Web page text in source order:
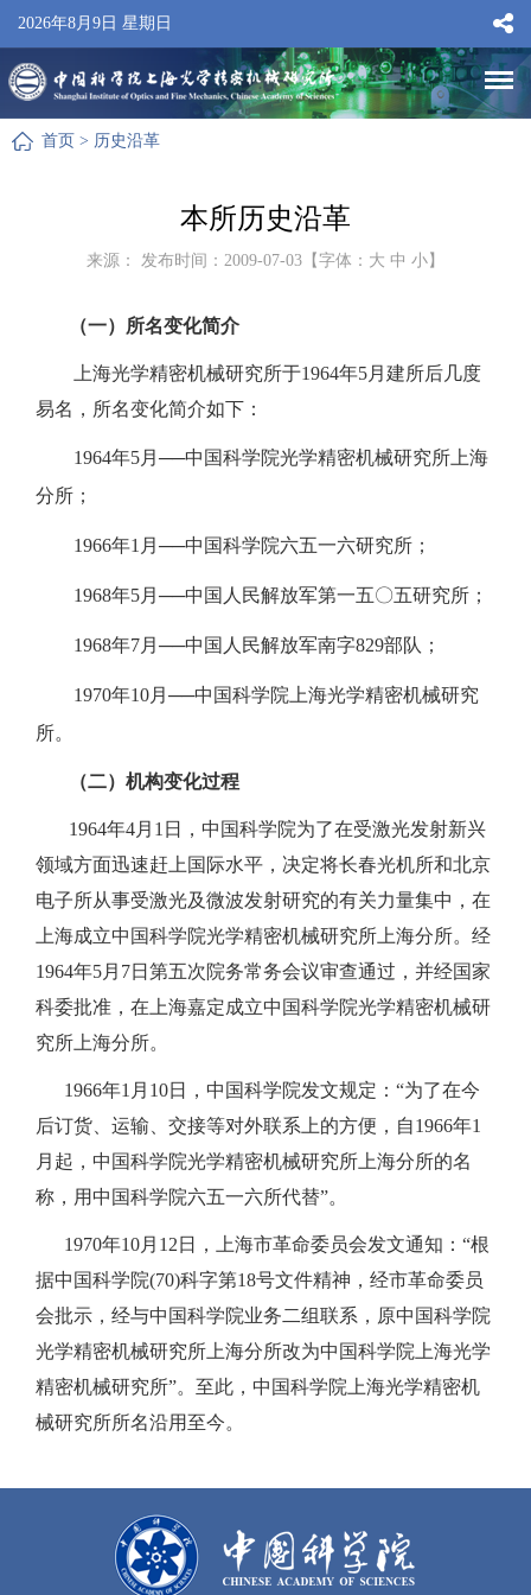
2026年8月9日 星期日
首页 > 历史沿革
本所历史沿革
来源： 发布时间：2009-07-03【字体： 大 中 小 】
（一）所名变化简介
上海光学精密机械研究所于1964年5月建所后几度
易名，所名变化简介如下：
1964年5月──中国科学院光学精密机械研究所上海
分所；
1966年1月──中国科学院六五一六研究所；
1968年5月──中国人民解放军第一五〇五研究所；
1968年7月──中国人民解放军南字829部队；
1970年10月──中国科学院上海光学精密机械研究
所。
（二）机构变化过程
1964年4月1日，中国科学院为了在受激光发射新兴
领域方面迅速赶上国际水平，决定将长春光机所和北京
电子所从事受激光及微波发射研究的有关力量集中，在
上海成立中国科学院光学精密机械研究所上海分所。经
1964年5月7日第五次院务常务会议审查通过，并经国家
科委批准，在上海嘉定成立中国科学院光学精密机械研
究所上海分所。
1966年1月10日，中国科学院发文规定：“为了在今
后订货、运输、交接等对外联系上的方便，自1966年1
月起，中国科学院光学精密机械研究所上海分所的名
称，用中国科学院六五一六所代替”。
1970年10月12日，上海市革命委员会发文通知：“根
据中国科学院(70)科字第18号文件精神，经市革命委员
会批示，经与中国科学院业务二组联系，原中国科学院
光学精密机械研究所上海分所改为中国科学院上海光学
精密机械研究所”。至此，中国科学院上海光学精密机
械研究所所名沿用至今。